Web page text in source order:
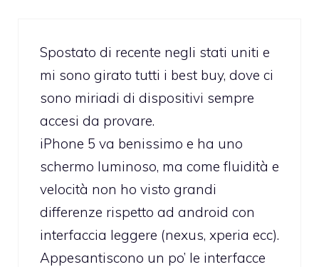
Spostato di recente negli stati uniti e
mi sono girato tutti i best buy, dove ci
sono miriadi di dispositivi sempre
accesi da provare.
iPhone 5 va benissimo e ha uno
schermo luminoso, ma come fluidità e
velocità non ho visto grandi
differenze rispetto ad android con
interfaccia leggere (nexus, xperia ecc).
Appesantiscono un po’ le interfacce